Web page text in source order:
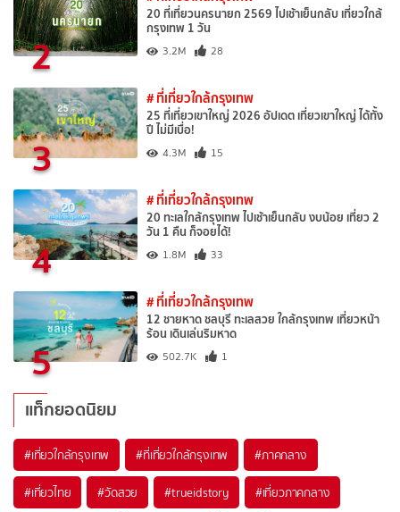
2
20 ที่เที่ยวนครนายก 2569 ไปเช้าเย็นกลับ เที่ยวใกล้
กรุงเทพ 1 วัน
3.2M 28
3
# ที่เที่ยวใกล้กรุงเทพ
25 ที่เที่ยวเขาใหญ่ 2026 อัปเดต เที่ยวเขาใหญ่ ได้ทั้ง
ปี ไม่มีเบื่อ!
4.3M 15
4
# ที่เที่ยวใกล้กรุงเทพ
20 ทะเลใกล้กรุงเทพ ไปเช้าเย็นกลับ งบน้อย เที่ยว 2
วัน 1 คืน ก็จอยได้!
1.8M 33
5
# ที่เที่ยวใกล้กรุงเทพ
12 ชายหาด ชลบุรี ทะเลสวย ใกล้กรุงเทพ เที่ยวหน้า
ร้อน เดินเล่นริมหาด
502.7K 1
แท็กยอดนิยม
#เที่ยวใกล้กรุงเทพ #ที่เที่ยวใกล้กรุงเทพ #ภาคกลาง
#เที่ยวไทย #วัดสวย #trueidstory #เที่ยวภาคกลาง